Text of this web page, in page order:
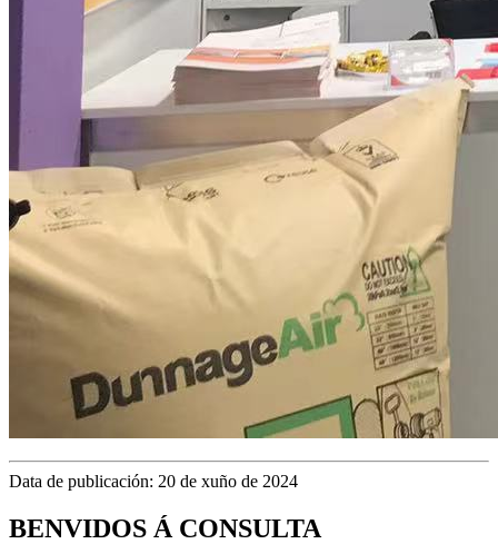
Data de publicación: 20 de xuño de 2024
BENVIDOS Á CONSULTA